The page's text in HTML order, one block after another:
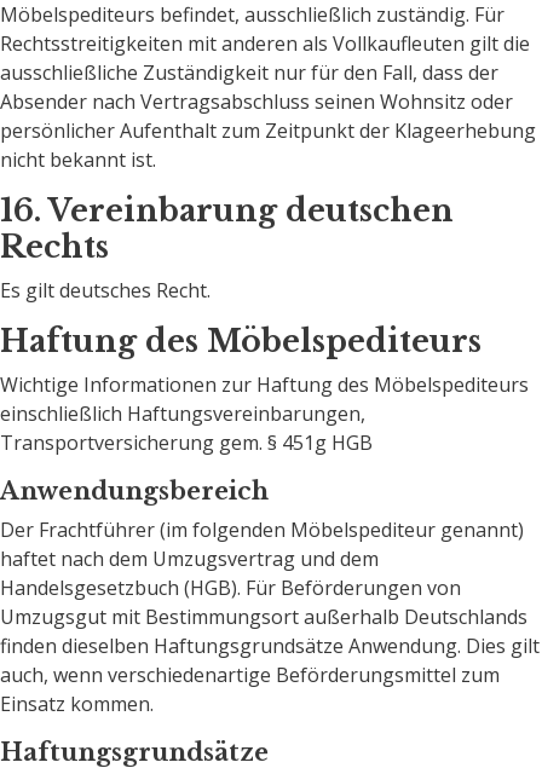
Möbelspediteurs befindet, ausschließlich zuständig. Für
Rechtsstreitigkeiten mit anderen als Vollkaufleuten gilt die
ausschließliche Zuständigkeit nur für den Fall, dass der
Absender nach Vertragsabschluss seinen Wohnsitz oder
persönlicher Aufenthalt zum Zeitpunkt der Klageerhebung
nicht bekannt ist.
16. Vereinbarung deutschen
Rechts
Es gilt deutsches Recht.
Haftung des Möbelspediteurs
Wichtige Informationen zur Haftung des Möbelspediteurs
einschließlich Haftungsvereinbarungen,
Transportversicherung gem. § 451g HGB
Anwendungsbereich
Der Frachtführer (im folgenden Möbelspediteur genannt)
haftet nach dem Umzugsvertrag und dem
Handelsgesetzbuch (HGB). Für Beförderungen von
Umzugsgut mit Bestimmungsort außerhalb Deutschlands
finden dieselben Haftungsgrundsätze Anwendung. Dies gilt
auch, wenn verschiedenartige Beförderungsmittel zum
Einsatz kommen.
Haftungsgrundsätze